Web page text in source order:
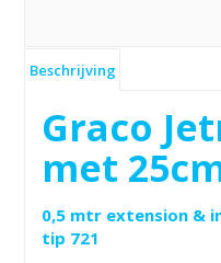
Beschrijving
Graco
met
0,5 mtr extension &
tip 721